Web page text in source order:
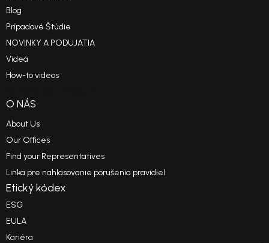
Blog
Prípadové Štúdie
NOVINKY A PODUJATIA
Videá
How-to videos
O NÁS
About Us
Our Offices
Find your Representatives
Linka pre nahlasovanie porušenia pravidiel
Etický kódex
ESG
EULA
Kariéra